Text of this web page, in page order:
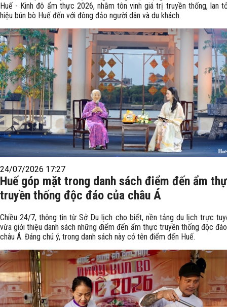
Huế - Kinh đô ẩm thực 2026, nhằm tôn vinh giá trị truyền thống, lan
hiệu bún bò Huế đến với đông đảo người dân và du khách.
24/07/2026 17:27
Huế góp mặt trong danh sách điểm đến ẩm
truyền thống độc đáo của châu Á
Chiều 24/7, thông tin từ Sở Du lịch cho biết, nền tảng du lịch trực
vừa giới thiệu danh sách những điểm đến ẩm thực truyền thống độc
châu Á. Đáng chú ý, trong danh sách này có tên điểm đến Huế.